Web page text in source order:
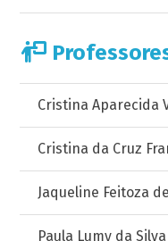
Cristina Aparecida
Cristina da Cruz
Jaqueline Feitoza
Paula Lumy da Silva